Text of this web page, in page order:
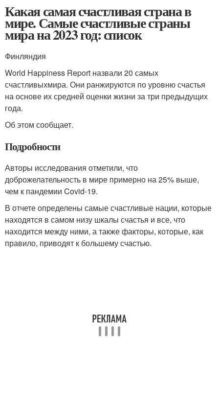
Какая самая счастливая страна в
мире. Самые счастливые страны
мира на 2023 год: список
Финляндия
World Happiness Report назвали 20 самых
счастливыхмира. Они ранжируются по уровню счастья
на основе их средней оценки жизни за три предыдущих
года.
Об этом сообщает.
Подробности
Авторы исследования отметили, что
доброжелательность в мире примерно на 25% выше,
чем к пандемии Covid-19.
В отчете определены самые счастливые нации, которые
находятся в самом низу шкалы счастья и все, что
находится между ними, а также факторы, которые, как
правило, приводят к большему счастью.